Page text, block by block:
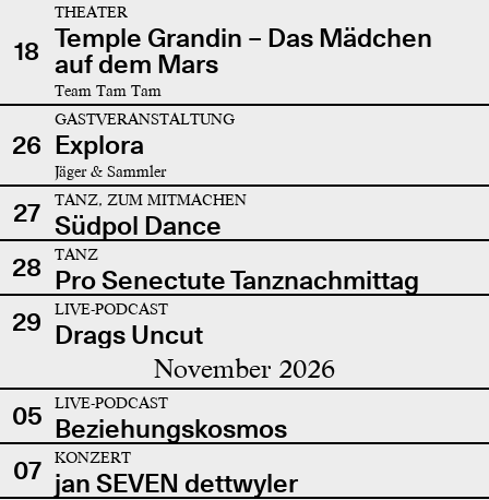
18
THEATER
Temple Grandin – Das Mädchen
auf dem Mars
Team Tam Tam
26
GASTVERANSTALTUNG
Explora
Jäger & Sammler
27 TANZ, ZUM MITMACHEN
Südpol Dance
28
TANZ
Pro Senectute Tanznachmittag
29
LIVE-PODCAST
Drags Uncut
November 2026
05 LIVE-PODCAST
Beziehungskosmos
07
KONZERT
jan SEVEN dettwyler